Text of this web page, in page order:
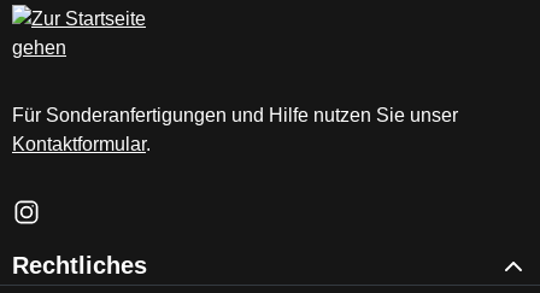
Für Sonderanfertigungen und Hilfe nutzen Sie unser
Kontaktformular.
Schau auf Instagram vorbei – öffnet in neuem Tab (externer
Rechtliches